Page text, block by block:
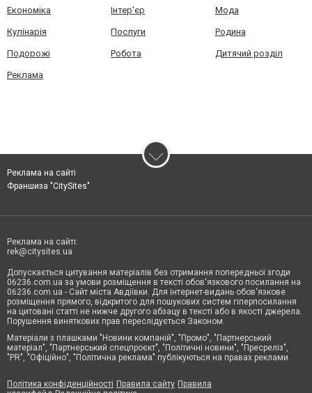
Економіка Інтер'єр Мода
Кулінарія Послуги Родина
Подорожі Робота Дитячий розділ
Реклама
Реклама на сайті
Франшиза "CitySites"
Реклама на сайті:
rek@citysites.ua
Допускається цитування матеріалів без отримання попередньої згоди
06236.com.ua за умови розміщення в тексті обов'язкового посилання на
06236.com.ua - Сайт міста Авдіївки. Для інтернет-видань обов'язкове
розміщення прямого, відкритого для пошукових систем гіперпосилання
на цитовані статті не нижче другого абзацу в тексті або в якості джерела.
Порушення виняткових прав переслідується Законом.
Матеріали з плашками "Новини компаній", "Промо", "Партнерський
матеріал", "Партнерський спецпроєкт", "Політичні новини", "Пресреліз",
"PR", "Офіційно", "Політична реклама" публікуються на правах реклами.
Політика конфіденційності Правила сайту Правила